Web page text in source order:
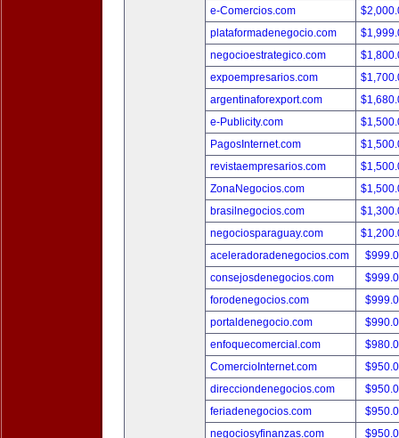
e-Comercios.com
plataformadenegocio.com
negocioestrategico.com
expoempresarios.com
argentinaforexport.com
e-Publicity.com
PagosInternet.com
revistaempresarios.com
ZonaNegocios.com
brasilnegocios.com
negociosparaguay.com
aceleradoradenegocios.com
consejosdenegocios.com
forodenegocios.com
portaldenegocio.com
enfoquecomercial.com
ComercioInternet.com
direcciondenegocios.com
feriadenegocios.com
negociosyfinanzas.com